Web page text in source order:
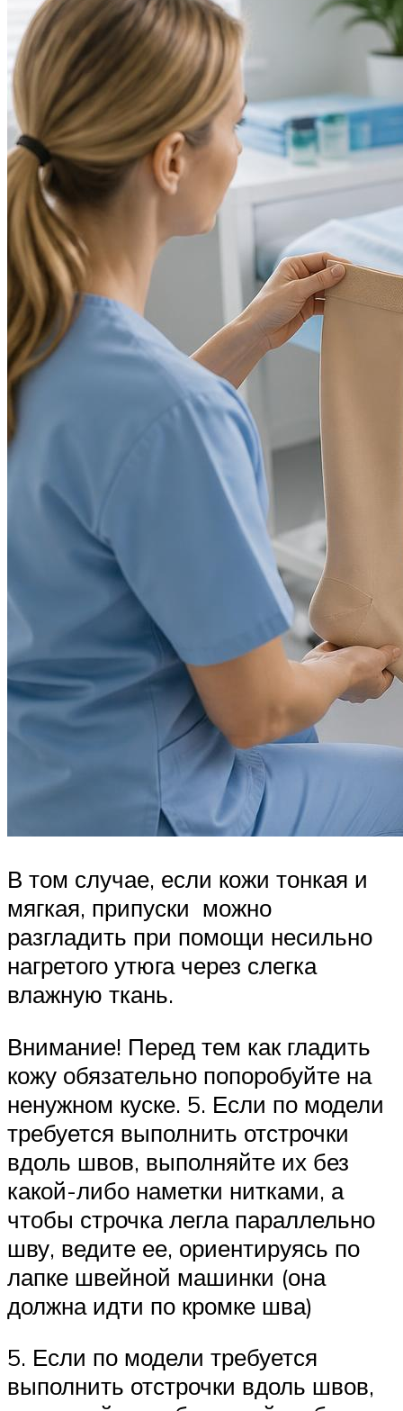
В том случае, если кожи тонкая и
мягкая, припуски можно
разгладить при помощи несильно
нагретого утюга через слегка
влажную ткань.
Внимание! Перед тем как гладить
кожу обязательно попоробуйте на
ненужном куске. 5. Если по модели
требуется выполнить отстрочки
вдоль швов, выполняйте их без
какой-либо наметки нитками, а
чтобы строчка легла параллельно
шву, ведите ее, ориентируясь по
лапке швейной машинки (она
должна идти по кромке шва)
5. Если по модели требуется
выполнить отстрочки вдоль швов,